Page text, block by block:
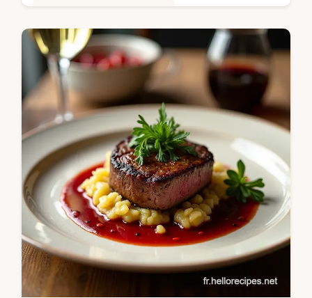
Revisitez le Pot au feu de la mer Découvrez
ma recette potaufeu de la mer
bretonprovençal avec un fumet de poisson
clair infusé au safran Le plat réconfortant…